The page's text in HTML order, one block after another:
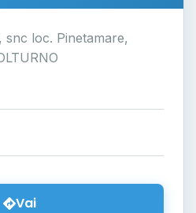
snc loc. Pinetamare,
Vai